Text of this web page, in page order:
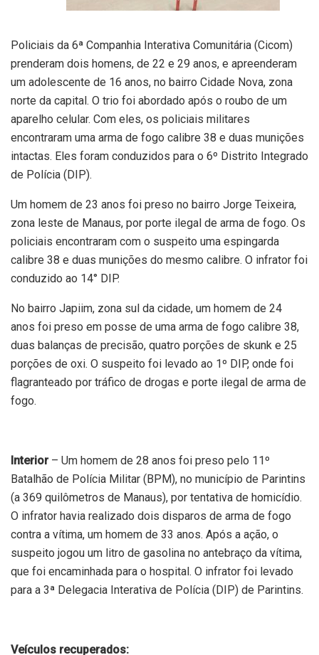
Policiais da 6ª Companhia Interativa Comunitária (Cicom)
prenderam dois homens, de 22 e 29 anos, e apreenderam
um adolescente de 16 anos, no bairro Cidade Nova, zona
norte da capital. O trio foi abordado após o roubo de um
aparelho celular. Com eles, os policiais militares
encontraram uma arma de fogo calibre 38 e duas munições
intactas. Eles foram conduzidos para o 6º Distrito Integrado
de Polícia (DIP).
Um homem de 23 anos foi preso no bairro Jorge Teixeira,
zona leste de Manaus, por porte ilegal de arma de fogo. Os
policiais encontraram com o suspeito uma espingarda
calibre 38 e duas munições do mesmo calibre. O infrator foi
conduzido ao 14° DIP.
No bairro Japiim, zona sul da cidade, um homem de 24
anos foi preso em posse de uma arma de fogo calibre 38,
duas balanças de precisão, quatro porções de skunk e 25
porções de oxi. O suspeito foi levado ao 1º DIP, onde foi
flagranteado por tráfico de drogas e porte ilegal de arma de
fogo.
Interior– Um homem de 28 anos foi preso pelo 11º
Batalhão de Polícia Militar (BPM), no município de Parintins
(a 369 quilômetros de Manaus), por tentativa de homicídio.
O infrator havia realizado dois disparos de arma de fogo
contra a vítima, um homem de 33 anos. Após a ação, o
suspeito jogou um litro de gasolina no antebraço da vítima,
que foi encaminhada para o hospital. O infrator foi levado
para a 3ª Delegacia Interativa de Polícia (DIP) de Parintins.
Veículos recuperados: